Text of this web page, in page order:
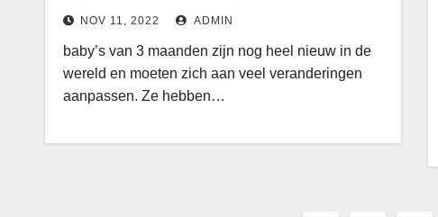
NOV 11, 2022 ADMIN
baby’s van 3 maanden zijn nog heel nieuw in de
wereld en moeten zich aan veel veranderingen
aanpassen. Ze hebben…